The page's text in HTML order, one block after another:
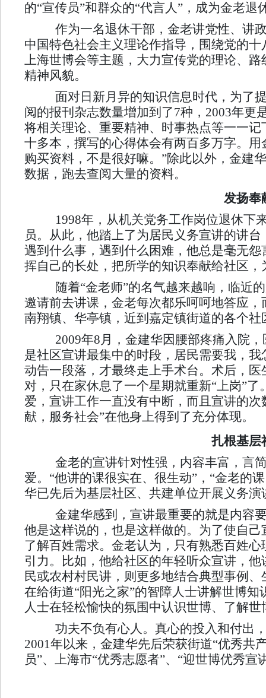
的“宣传员”和群众的“代言人”，成为金老
作为一名退休干部，金老讲党性、讲
中国特色社会主义理论作指导，围绕党的
上海世博会等主题，大力宣传党的理论、
精神风貌。
面对日新月异的知识信息时代，为了
阅的报刊杂志数量增加到了7种，2003年更
将相关理论、重要精神、时事热点等一一
十多本，撰写的心得体会有两百多万字。
购买资料，不是很好嘛。”除此以外，金建
数据，跑去查阅大量的资料。
发扬奉
1998年，从机关党务工作岗位退休下
员。从此，他踏上了为居民义务宣讲的讲
遇到什么事，遇到什么困难，他总是毫无
挥自己的长处，把所学的知识奉献给社区
随着“金老师”的名气越来越响，临近
邀请前去讲课，金老每次都乐呵呵地答应
南翔镇、华亭镇，近到嘉定镇街道的各个
2009年8月，金建华因腰部疼痛入院
是社区宣讲最集中的时段，居民需要我，
动告一段落，才最终走上手术台。术后，
对，只在家休息了一个星期就重新“上岗”
爱，宣讲工作一直没有中断，而且宣讲的
献，服务社会”在他身上得到了充分体现。
扎根基层
金老的宣讲针对性强，内容丰富，言
爱。“他讲的课很实在、很生动”，“金老的
华已先后为基层社区、共建单位开展义务
金建华感到，宣讲最重要的就是内容
他是这样说的，也是这样做的。为了使自
了解百姓需求。金老认为，只有熟悉百姓
引力。比如，他给社区的年轻听众宣讲，
民或农村村民讲，则更多地结合典型事例
在给街道“阳光之家”的智障人士讲解世博
人士在轻松愉快的氛围中认识世博、了解
功夫不负有心人。真心的投入和付出
2001年以来，金建华先后荣获街道“优秀共
员”、上海市“优秀志愿者”、“迎世博优秀